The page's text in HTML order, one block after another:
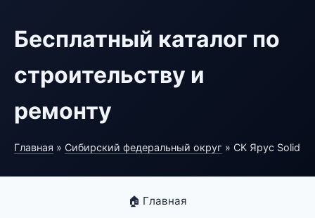
Бесплатный каталог по
строительству и
ремонту
Главная » Сибирский федеральный округ » СК Ярус Solid
🏠 Главная